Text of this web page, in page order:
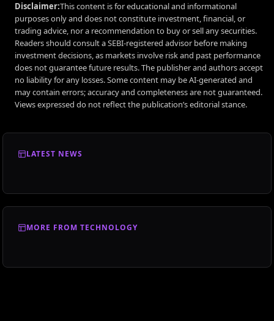
Disclaimer:This content is for educational and informational
purposes only and does not constitute investment, financial, or
trading advice, nor a recommendation to buy or sell any securities.
Readers should consult a SEBI-registered advisor before making
investment decisions, as markets involve risk and past performance
does not guarantee future results. The publisher and authors accept
no liability for any losses. Some content may be AI-generated and
may contain errors; accuracy and completeness are not guaranteed.
Views expressed do not reflect the publication’s editorial stance.
LATEST NEWS
MORE FROM TECHNOLOGY